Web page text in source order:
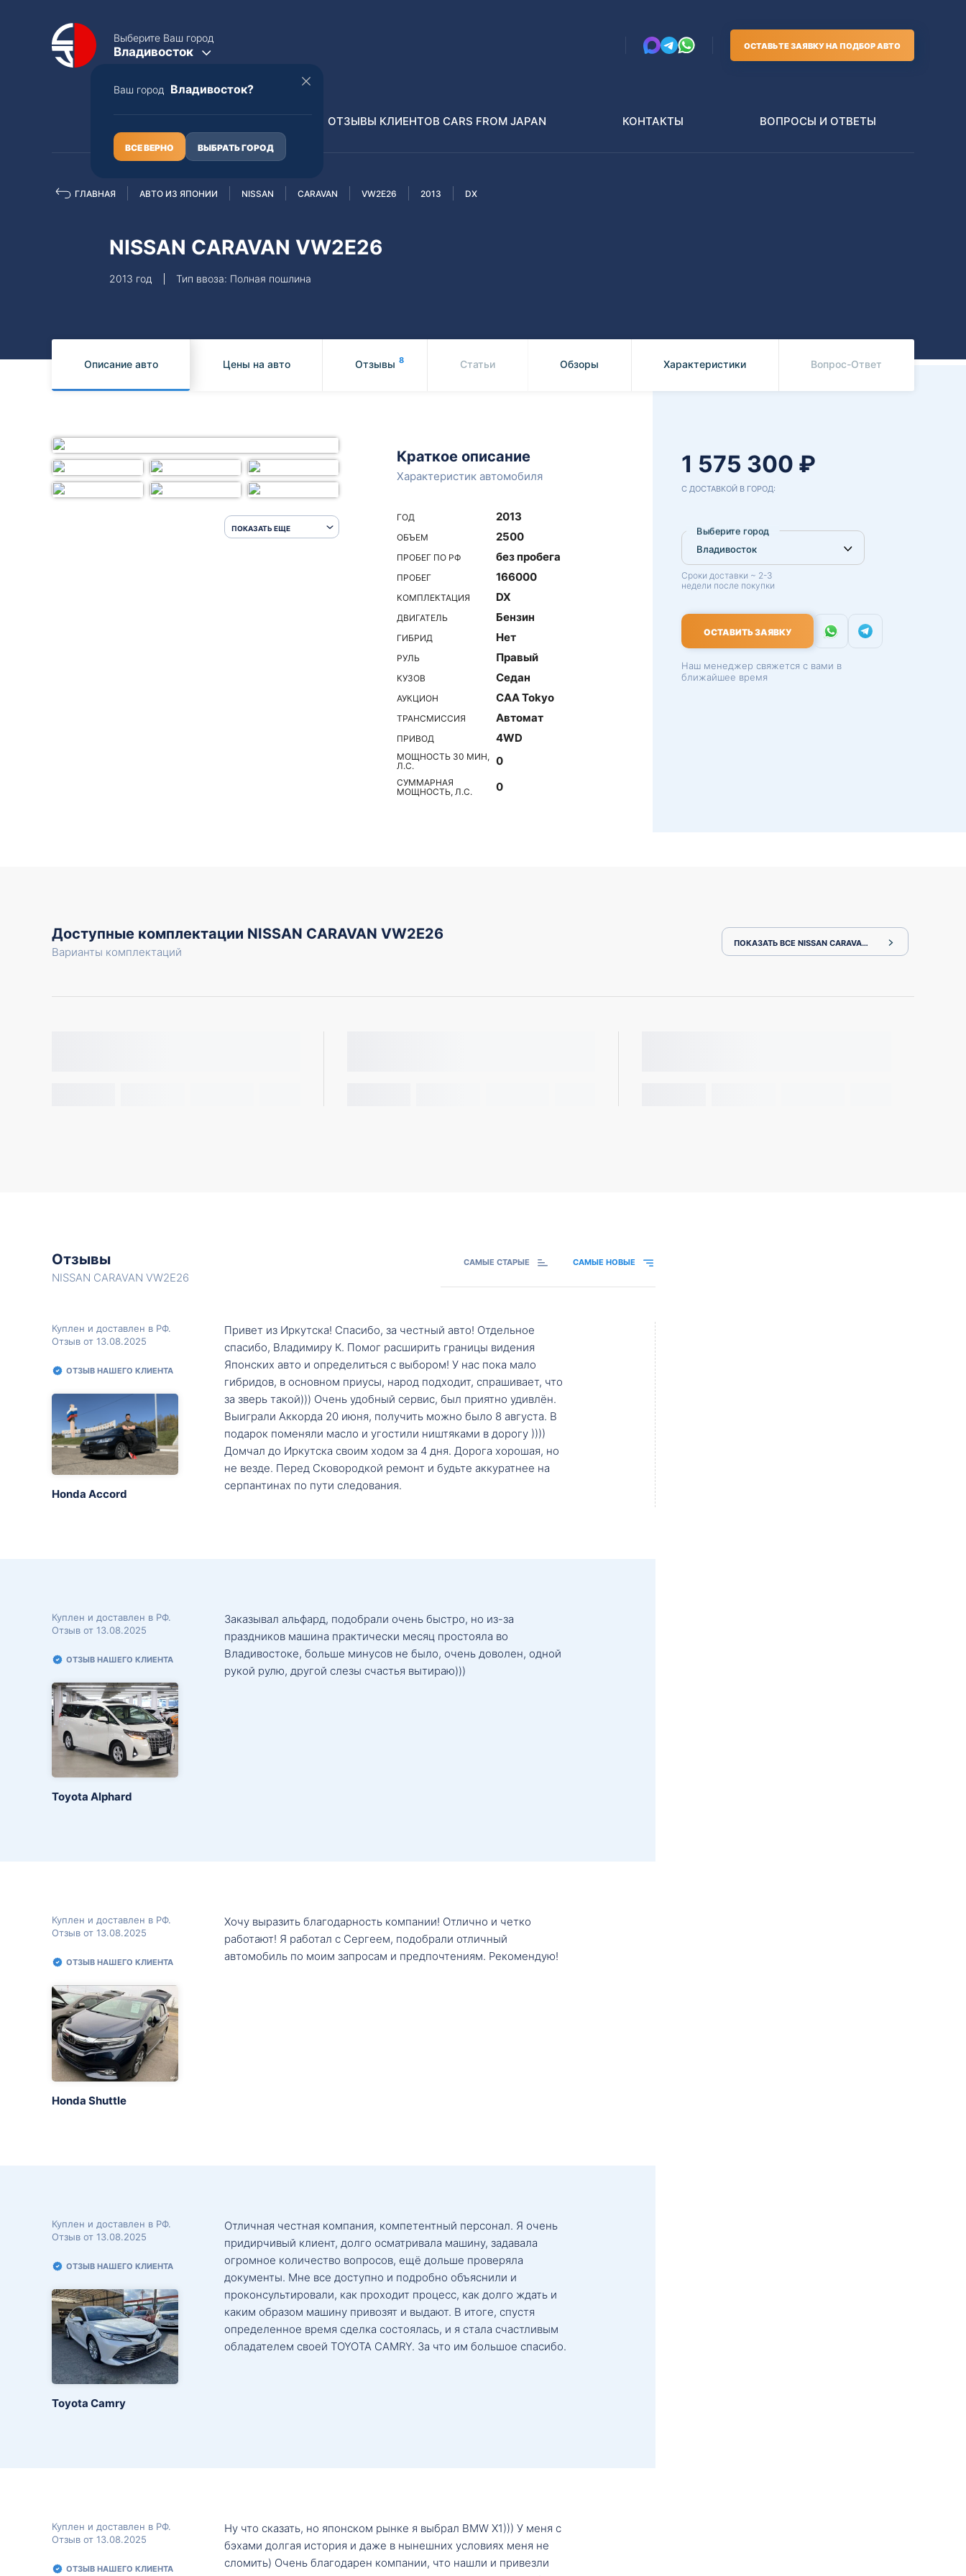
Выберите Ваш город
Владивосток
Ваш город Владивосток?
ВСЕ ВЕРНО ВЫБРАТЬ ГОРОД
ОСТАВЬТЕ ЗАЯВКУ НА ПОДБОР АВТО
Полная пошлина
Subaru
Распилы и конструкторы
ОТЗЫВЫ КЛИЕНТОВ CARS FROM JAPAN КОНТАКТЫ ВОПРОСЫ И ОТВЕТЫ
ГЛАВНАЯ АВТО ИЗ ЯПОНИИ NISSAN CARAVAN VW2E26 2013 DX
NISSAN CARAVAN VW2E26
2013 год Тип ввоза: Полная пошлина
Описание авто Цены на авто Отзывы 8 Статьи Обзоры Характеристики Вопрос-Ответ
ПОКАЗАТЬ ЕЩЕ
Краткое описание
Характеристик автомобиля
ГОД 2013
ОБЪЕМ 2500
ПРОБЕГ ПО РФ без пробега
ПРОБЕГ 166000
КОМПЛЕКТАЦИЯ DX
ДВИГАТЕЛЬ Бензин
ГИБРИД Нет
РУЛЬ Правый
КУЗОВ Седан
АУКЦИОН CAA Tokyo
ТРАНСМИССИЯ Автомат
ПРИВОД 4WD
МОЩНОСТЬ 30 МИН,
Л.С.
0
СУММАРНАЯ
МОЩНОСТЬ, Л.С.
0
1 575 300 ₽
С ДОСТАВКОЙ В ГОРОД:
Выберите город
Сроки доставки ~ 2-3
недели после покупки
ОСТАВИТЬ ЗАЯВКУ
Наш менеджер свяжется с вами в
ближайшее время
Доступные комплектации NISSAN CARAVAN VW2E26
Варианты комплектаций
ПОКАЗАТЬ ВСЕ NISSAN CARAVAN VW2E26
Отзывы
NISSAN CARAVAN VW2E26
САМЫЕ СТАРЫЕ САМЫЕ НОВЫЕ
Куплен и доставлен в РФ.
Отзыв от 13.08.2025
ОТЗЫВ НАШЕГО КЛИЕНТА
Honda Accord
Привет из Иркутска! Спасибо, за честный авто! Отдельное
спасибо, Владимиру К. Помог расширить границы видения
Японских авто и определиться с выбором! У нас пока мало
гибридов, в основном приусы, народ подходит, спрашивает, что
за зверь такой))) Очень удобный сервис, был приятно удивлён.
Выиграли Аккорда 20 июня, получить можно было 8 августа. В
подарок поменяли масло и угостили ништяками в дорогу ))))
Домчал до Иркутска своим ходом за 4 дня. Дорога хорошая, но
не везде. Перед Сковородкой ремонт и будьте аккуратнее на
серпантинах по пути следования.
Куплен и доставлен в РФ.
Отзыв от 13.08.2025
ОТЗЫВ НАШЕГО КЛИЕНТА
Toyota Alphard
Заказывал альфард, подобрали очень быстро, но из-за
праздников машина практически месяц простояла во
Владивостоке, больше минусов не было, очень доволен, одной
рукой рулю, другой слезы счастья вытираю)))
Куплен и доставлен в РФ.
Отзыв от 13.08.2025
ОТЗЫВ НАШЕГО КЛИЕНТА
Honda Shuttle
Хочу выразить благодарность компании! Отлично и четко
работают! Я работал с Сергеем, подобрали отличный
автомобиль по моим запросам и предпочтениям. Рекомендую!
Куплен и доставлен в РФ.
Отзыв от 13.08.2025
ОТЗЫВ НАШЕГО КЛИЕНТА
Toyota Camry
Отличная честная компания, компетентный персонал. Я очень
придирчивый клиент, долго осматривала машину, задавала
огромное количество вопросов, ещё дольше проверяла
документы. Мне все доступно и подробно объяснили и
проконсультировали, как проходит процесс, как долго ждать и
каким образом машину привозят и выдают. В итоге, спустя
определенное время сделка состоялась, и я стала счастливым
обладателем своей TOYOTA CAMRY. За что им большое спасибо.
Куплен и доставлен в РФ.
Отзыв от 13.08.2025
ОТЗЫВ НАШЕГО КЛИЕНТА
Ну что сказать, но японском рынке я выбрал BMW X1))) У меня с
бэхами долгая история и даже в нынешних условиях меня не
сломить) Очень благодарен компании, что нашли и привезли